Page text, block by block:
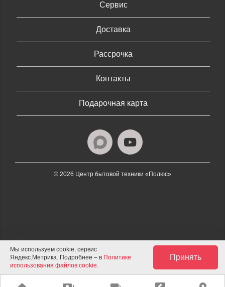
Сервис
Доставка
Рассрочка
Контакты
Подарочная карта
© 2026 Центр бытовой техники «Полюс»
Мы используем cookie, сервис
Яндекс.Метрика. Подробнее – в Политике
использования файлов cookie.
Принять